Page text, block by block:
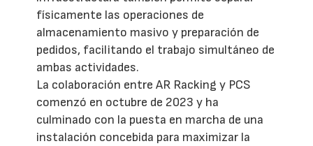
físicamente las operaciones de
almacenamiento masivo y preparación de
pedidos, facilitando el trabajo simultáneo de
ambas actividades.
La colaboración entre AR Racking y PCS
comenzó en octubre de 2023 y ha
culminado con la puesta en marcha de una
instalación concebida para maximizar la